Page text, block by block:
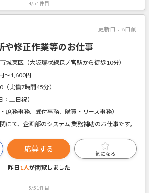
4/51件目
更新日： 8日前
や修正作業等のお仕事
城東区（大阪環状線森ノ宮駅から徒歩10分）
〜1,600円
（実働7時間45分）
土日祝）
庶務事務、受付事務、購買・リース事務）
にて、企画部のシステム 業務補助のお仕事です。
応募する
気になる
昨日1人が閲覧しました
5/51件目